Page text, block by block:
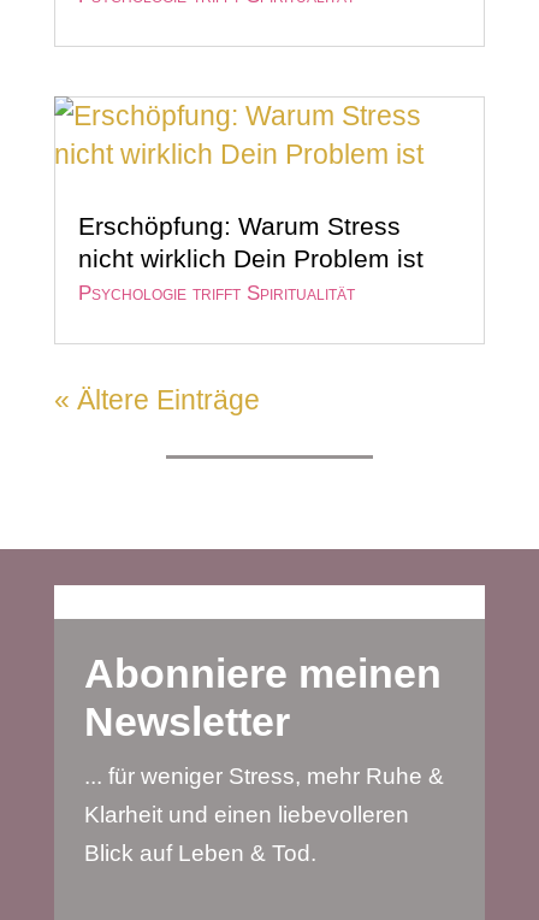
Erschöpfung: Warum Stress
nicht wirklich Dein Problem ist
Psychologie trifft Spiritualität
« Ältere Einträge
Abonniere meinen
Newsletter
... für weniger Stress, mehr Ruhe &
Klarheit und einen liebevolleren
Blick auf Leben & Tod.